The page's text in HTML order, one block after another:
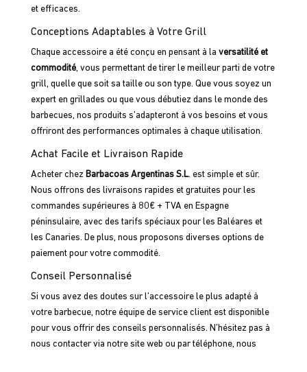
et efficaces.
Conceptions Adaptables à Votre Grill
Chaque accessoire a été conçu en pensant à la versatilité et
commodité, vous permettant de tirer le meilleur parti de votre
grill, quelle que soit sa taille ou son type. Que vous soyez un
expert en grillades ou que vous débutiez dans le monde des
barbecues, nos produits s’adapteront à vos besoins et vous
offriront des performances optimales à chaque utilisation.
Achat Facile et Livraison Rapide
Acheter chez Barbacoas Argentinas S.L. est simple et sûr.
Nous offrons des livraisons rapides et gratuites pour les
commandes supérieures à 80€ + TVA en Espagne
péninsulaire, avec des tarifs spéciaux pour les Baléares et
les Canaries. De plus, nous proposons diverses options de
paiement pour votre commodité.
Conseil Personnalisé
Si vous avez des doutes sur l’accessoire le plus adapté à
votre barbecue, notre équipe de service client est disponible
pour vous offrir des conseils personnalisés. N’hésitez pas à
nous contacter via notre site web ou par téléphone, nous